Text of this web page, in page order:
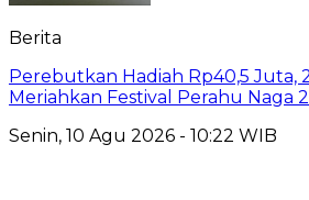
Berita
Perebutkan Hadiah Rp40,5 Juta,
Meriahkan Festival Perahu Naga
Senin, 10 Agu 2026 - 10:22 WIB